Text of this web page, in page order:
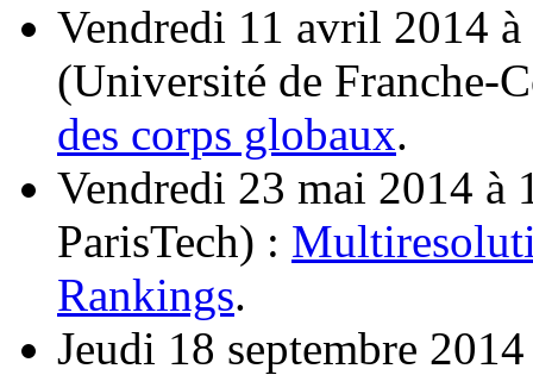
Vendredi 11 avril 2014
(Université de Franche-
des corps globaux.
Vendredi 23 mai 2014 à
ParisTech) :
Rankings.
Jeudi 18 septembre